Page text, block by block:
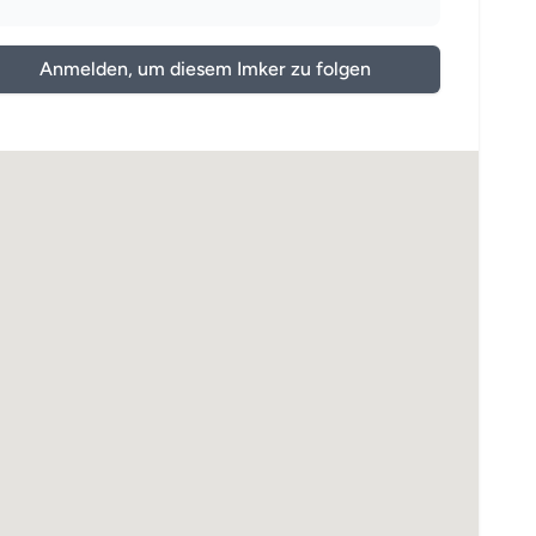
Anmelden, um diesem Imker zu folgen